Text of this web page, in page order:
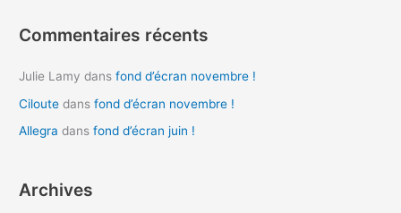
:
Commentaires récents
Julie Lamy dansfond d’écran novembre !
Ciloute dansfond d’écran novembre !
Allegra dansfond d’écran juin !
Archives